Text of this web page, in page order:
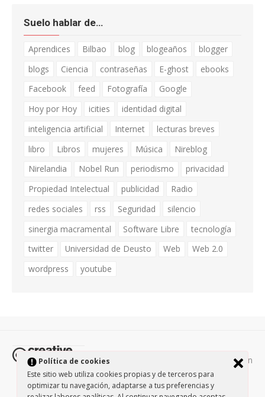
Política de cookies
Este sitio web utiliza cookies propias y de terceros para
optimizar tu navegación, adaptarse a tus preferencias y
Suelo hablar de…
Aprendices Bilbao blog blogeaños
blogger
blogs
Ciencia contraseñas E-ghost
ebooks
Facebook
feed Fotografía
Google
Hoy por Hoy
icities
identidad digital
inteligencia artificial
Internet
lecturas breves
libro
Libros mujeres Música
Nireblog
Nirelandia
Nobel Run periodismo
privacidad
Propiedad Intelectual
publicidad
Radio
redes sociales
rss Seguridad
silencio
sinergia macramental
Software Libre
tecnología
twitter
Universidad de Deusto Web
Web 2.0
wordpress
youtube
Todos los contenidos de esta página están
protegidos por la licencia Creative Commons Attribution-
NonCommercial-ShareAlike 3.0. / Política de privacidad